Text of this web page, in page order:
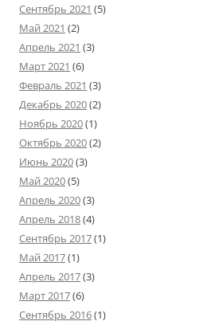
Сентябрь 2021 (5)
Май 2021 (2)
Апрель 2021 (3)
Март 2021 (6)
Февраль 2021 (3)
Декабрь 2020(2)
Ноябрь 2020(1)
Октябрь 2020(2)
Июнь 2020(3)
Май 2020(5)
Апрель 2020(3)
Апрель 2018(4)
Сентябрь 2017(1)
Май 2017(1)
Апрель 2017(3)
Март 2017(6)
Сентябрь 2016(1)